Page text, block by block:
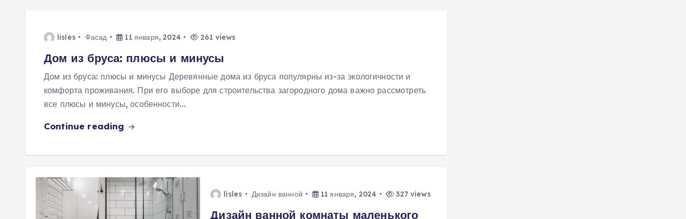
lisles Фасад 11 января, 2024 261 views
Дом из бруса: плюсы и минусы
Дом из бруса: плюсы и минусы Деревянные дома из бруса популярны из-за экологичности и
комфорта проживания. При его выборе для строительства загородного дома важно рассмотреть
все плюсы и минусы, особенности…
Continue reading
lisles Дизайн ванной 11 января, 2024 327 views
Дизайн ванной комнаты маленького